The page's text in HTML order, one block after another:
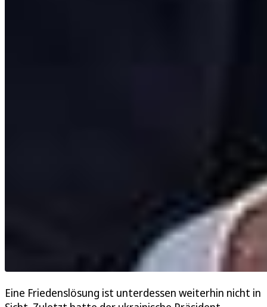
Eine Friedenslösung ist unterdessen weiterhin nicht in